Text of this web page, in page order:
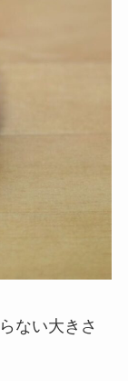
ない大きさ